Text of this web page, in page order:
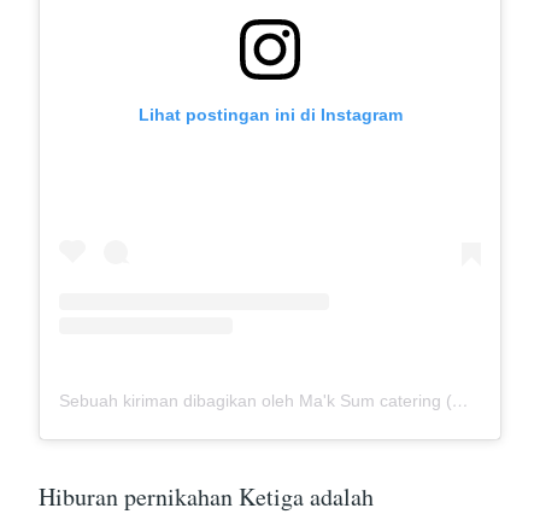
Lihat postingan ini di Instagram
Sebuah kiriman dibagikan oleh Ma'k Sum catering (@mak_sumcatering)
Hiburan pernikahan Ketiga adalah